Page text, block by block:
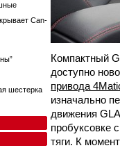
Компактный
доступно
привода
изначально
движения
пробуксовке
тяги. К
Can-
шестерка